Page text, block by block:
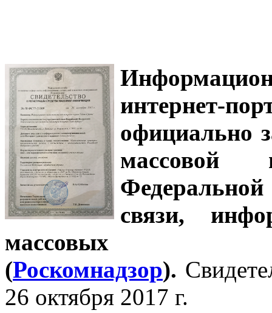
интернет-
официально
связи,
массовых
(Роскомнадзор).
26 октября 2017 г.